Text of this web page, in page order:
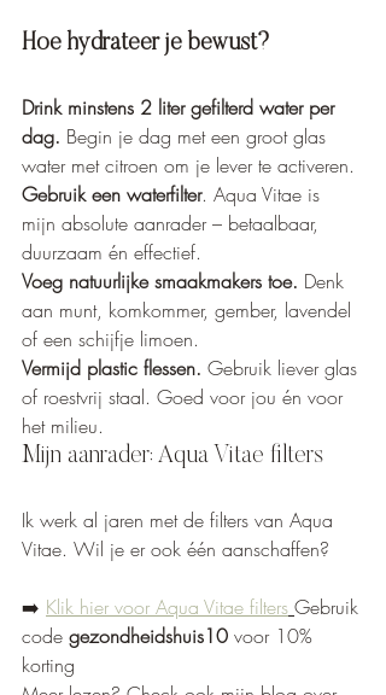
Hoe hydrateer je bewust?
Drink minstens 2 liter gefilterd water per
dag. Begin je dag met een groot glas
water met citroen om je lever te activeren.
Gebruik een waterfilter. Aqua Vitae is
mijn absolute aanrader – betaalbaar,
duurzaam én effectief.
Voeg natuurlijke smaakmakers toe. Denk
aan munt, komkommer, gember, lavendel
of een schijfje limoen.
Vermijd plastic flessen. Gebruik liever glas
of roestvrij staal. Goed voor jou én voor
het milieu.
Mijn aanrader: Aqua Vitae filters
Ik werk al jaren met de filters van Aqua
Vitae. Wil je er ook één aanschaffen?
➡️ Klik hier voor Aqua Vitae filters Gebruik
code gezondheidshuis10 voor 10%
korting